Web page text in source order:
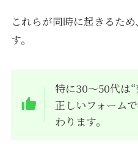
これらが同時に起きるた
す。
特に30〜50代は“
正しいフォーム
わります。